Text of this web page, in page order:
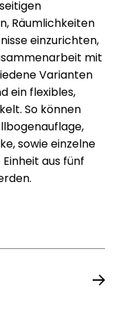
Räumlichkeiten
einzurichten,
mit
Varianten
ein flexibles,
So können
sowie einzelne
aus fünf